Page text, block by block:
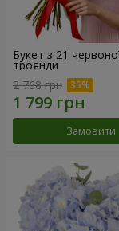
Букет з 21
троянди
2 768 грн
Замовити